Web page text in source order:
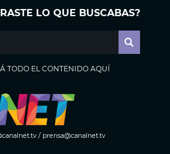
LO QUE BUSCABAS?
TODO EL CONTENIDO AQUÍ
/ prensa@canalnet.tv